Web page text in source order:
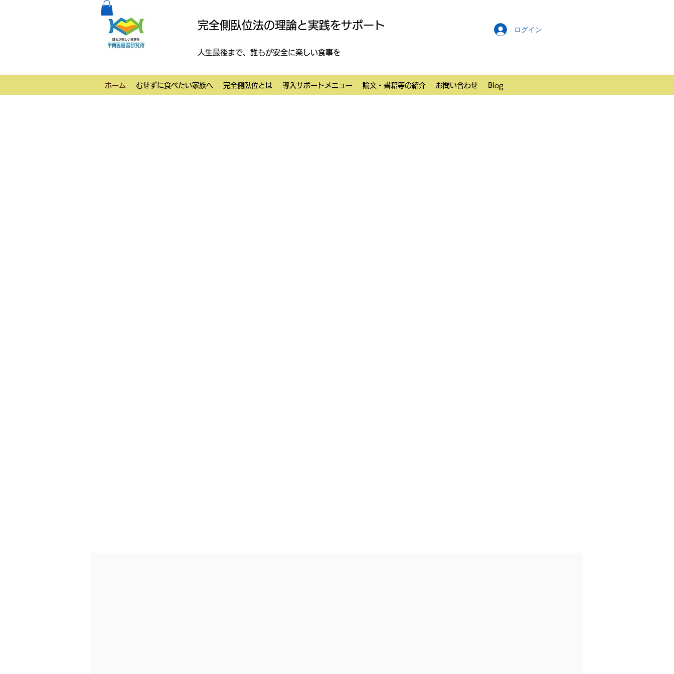
完全側臥位法の理論と実践をサポート ログイン
人生最後まで、誰もが安全に楽しい食事を
ホーム むせずに食べたい家族へ 完全側臥位とは 導入サポートメニュー 論文・書籍等の紹介 お問い合わせ Blog